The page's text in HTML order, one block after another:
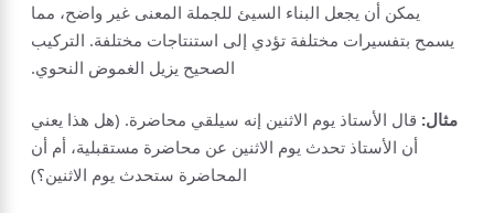
يمكن أن يجعل البناء السيئ للجملة المعنى غير واضح، مما
يسمح بتفسيرات مختلفة تؤدي إلى استنتاجات مختلفة. التركيب
الصحيح يزيل الغموض النحوي.
مثال: قال الأستاذ يوم الاثنين إنه سيلقي محاضرة. (هل هذا يعني
أن الأستاذ تحدث يوم الاثنين عن محاضرة مستقبلية، أم أن
المحاضرة ستحدث يوم الاثنين؟)